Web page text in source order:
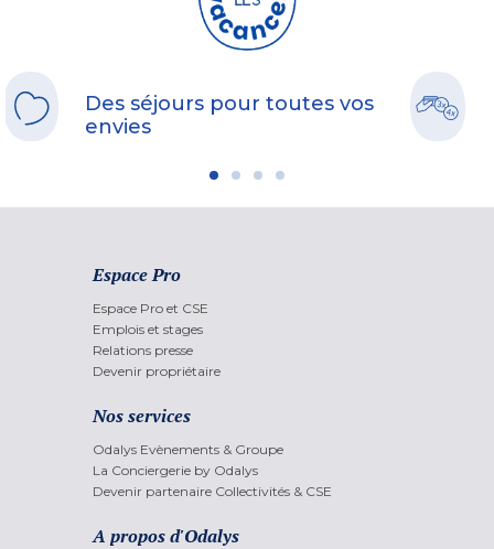
Des séjours pour toutes vos
envies
Espace Pro
Espace Pro et CSE
Emplois et stages
Relations presse
Devenir propriétaire
Nos services
Odalys Evènements & Groupe
La Conciergerie by Odalys
Devenir partenaire Collectivités & CSE
A propos d'Odalys